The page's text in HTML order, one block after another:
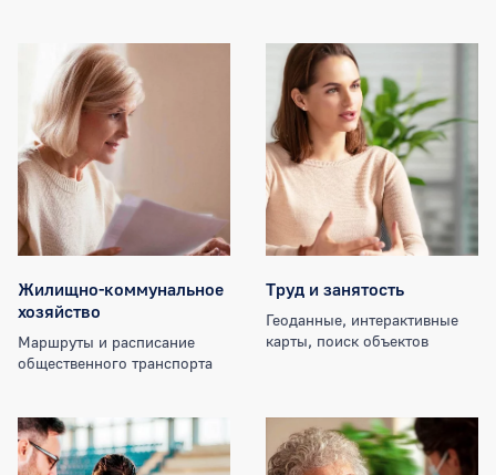
Жилищно-коммунальное
хозяйство
Маршруты и расписание
общественного транспорта
Труд и занятость
Геоданные, интерактивные
карты, поиск объектов